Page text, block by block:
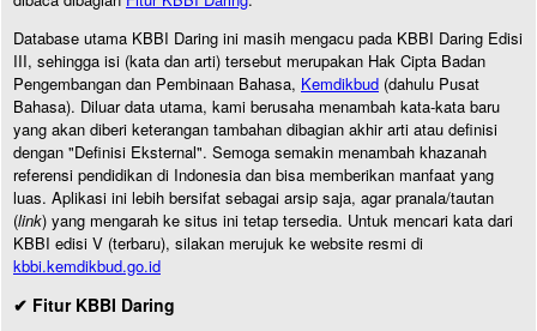
Database utama KBBI Daring ini masih mengacu pada KBBI Daring Edisi
III, sehingga isi (kata dan arti) tersebut merupakan Hak Cipta Badan
Pengembangan dan Pembinaan Bahasa, Kemdikbud (dahulu Pusat
Bahasa). Diluar data utama, kami berusaha menambah kata-kata baru
yang akan diberi keterangan tambahan dibagian akhir arti atau definisi
dengan "Definisi Eksternal". Semoga semakin menambah khazanah
referensi pendidikan di Indonesia dan bisa memberikan manfaat yang
luas. Aplikasi ini lebih bersifat sebagai arsip saja, agar pranala/tautan
(link) yang mengarah ke situs ini tetap tersedia. Untuk mencari kata dari
KBBI edisi V (terbaru), silakan merujuk ke website resmi di
kbbi.kemdikbud.go.id
✔ Fitur KBBI Daring